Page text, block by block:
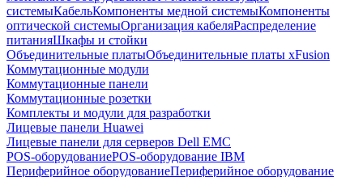
системыКабельКомпоненты медной системыКомпоненты
оптической системыОрганизация кабеляРаспределение
питанияШкафы и стойки
Объединительные платыОбъединительные платы xFusion
Коммутационные модули
Коммутационные панели
Коммутационные розетки
Комплекты и модули для разработки
Лицевые панели Huawei
Лицевые панели для серверов Dell EMC
POS-оборудованиеPOS-оборудование IBM
Периферийное оборудованиеПериферийное оборудование